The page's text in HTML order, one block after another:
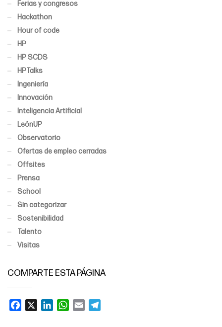
Ferias y congresos
Hackathon
Hour of code
HP
HP SCDS
HPTalks
Ingeniería
Innovación
Inteligencia Artificial
LeónUP
Observatorio
Ofertas de empleo cerradas
Offsites
Prensa
School
Sin categorizar
Sostenibilidad
Talento
Visitas
COMPARTE ESTA PÁGINA
Facebook LinkedInWhatsApp
Email